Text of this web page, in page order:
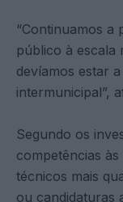
“Continuamos a
público à escala
devíamos estar
intermunicipal”,
Segundo os
competências
técnicos mais
ou candidaturas